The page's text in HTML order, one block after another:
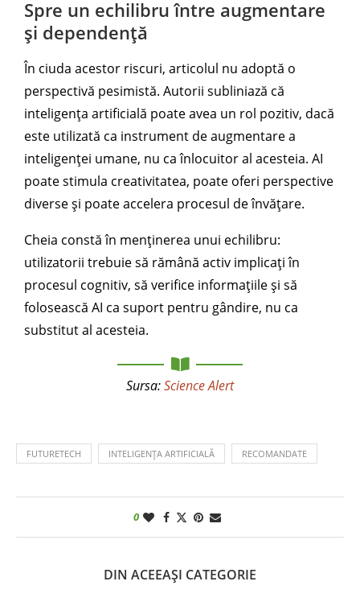
Spre un echilibru între augmentare
și dependență
În ciuda acestor riscuri, articolul nu adoptă o
perspectivă pesimistă. Autorii subliniază că
inteligența artificială poate avea un rol pozitiv, dacă
este utilizată ca instrument de augmentare a
inteligenței umane, nu ca înlocuitor al acesteia. AI
poate stimula creativitatea, poate oferi perspective
diverse și poate accelera procesul de învățare.
Cheia constă în menținerea unui echilibru:
utilizatorii trebuie să rămână activ implicați în
procesul cognitiv, să verifice informațiile și să
folosească AI ca suport pentru gândire, nu ca
substitut al acesteia.
Sursa:Science Alert
FUTURETECH INTELIGENȚA ARTIFICIALĂ RECOMANDATE
0
DIN ACEEAȘI CATEGORIE